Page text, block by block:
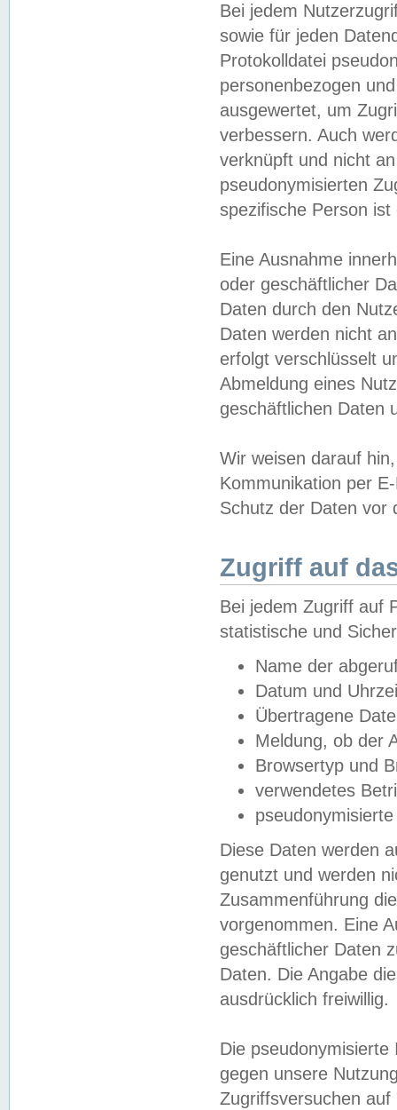
Bei jedem
sowie für jeden
Protokolldatei
personenbezogen
ausgewertet, um
verbessern. Auch
verknüpft und nicht
pseudonymisierten
spezifische Person
Eine Ausnahme
oder geschäftlicher
Daten durch den
Daten werden nicht
erfolgt verschlüsselt
Abmeldung eines
geschäftlichen Daten
Wir weisen darauf
Kommunikation per
Schutz der Daten vor
Zugriff auf
Bei jedem Zugriff auf
statistische und
Name der
Datum und
Übertragene
Meldung, ob der
Browsertyp und
verwendetes
Diese Daten werden
genutzt und werden
Zusammenführung
vorgenommen. Eine
geschäftlicher Daten
Daten. Die Angabe
ausdrücklich freiwillig.
Die
gegen unsere
Zugriffsversuchen